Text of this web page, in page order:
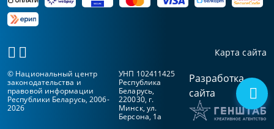
Карта сайта
© Национальный центр
законодательства и
правовой информации
Республики Беларусь, 2006-
2026
УНП 102411425
Республика
Беларусь,
220030, г.
Минск, ул.
Берсона, 1а
Разработка
сайта